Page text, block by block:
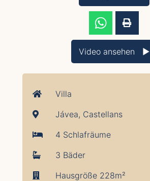
Video ansehen ▶︎
Villa
Jávea, Castellans
4 Schlafräume
3 Bäder
Hausgröße 228m²